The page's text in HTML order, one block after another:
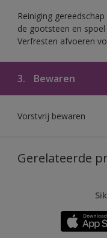
Reiniging
de gootsteen en
Verfresten afvoeren
3. Bewaren
Vorstvrij bewaren
Gerelateerde